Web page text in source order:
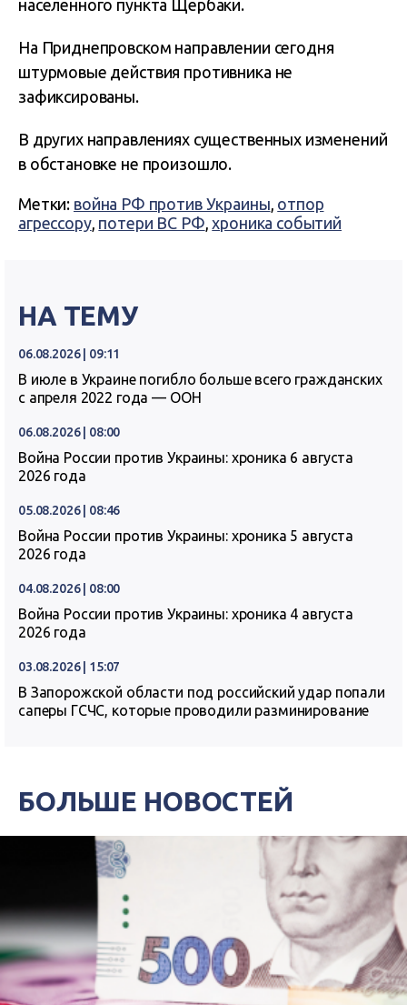
населенного пункта Щербаки.
На Приднепровском направлении сегодня
штурмовые действия противника не
зафиксированы.
В других направлениях существенных изменений
в обстановке не произошло.
Метки: война РФ против Украины, отпор
агрессору, потери ВС РФ,хроника событий
НА ТЕМУ
06.08.2026 | 09:11
В июле в Украине погибло больше всего гражданских
с апреля 2022 года — ООН
06.08.2026 | 08:00
Война России против Украины: хроника 6 августа
2026 года
05.08.2026 | 08:46
Война России против Украины: хроника 5 августа
2026 года
04.08.2026 | 08:00
Война России против Украины: хроника 4 августа
2026 года
03.08.2026 | 15:07
В Запорожской области под российский удар попали
саперы ГСЧС, которые проводили разминирование
БОЛЬШЕ НОВОСТЕЙ